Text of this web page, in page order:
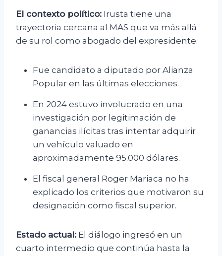
El contexto político: Irusta tiene una
trayectoria cercana al MAS que va más allá
de su rol como abogado del expresidente.
Fue candidato a diputado por Alianza
Popular en las últimas elecciones.
En 2024 estuvo involucrado en una
investigación por legitimación de
ganancias ilícitas tras intentar adquirir
un vehículo valuado en
aproximadamente 95.000 dólares.
El fiscal general Roger Mariaca no ha
explicado los criterios que motivaron su
designación como fiscal superior.
Estado actual: El diálogo ingresó en un
cuarto intermedio que continúa hasta la